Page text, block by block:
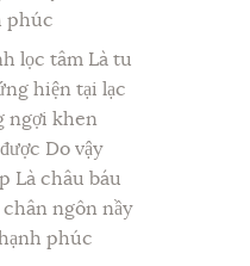
phúc
lọc tâm Là tu
hiện tại lạc
ngợi khen
Do vậy
Là châu báu
ngôn nầy
phúc